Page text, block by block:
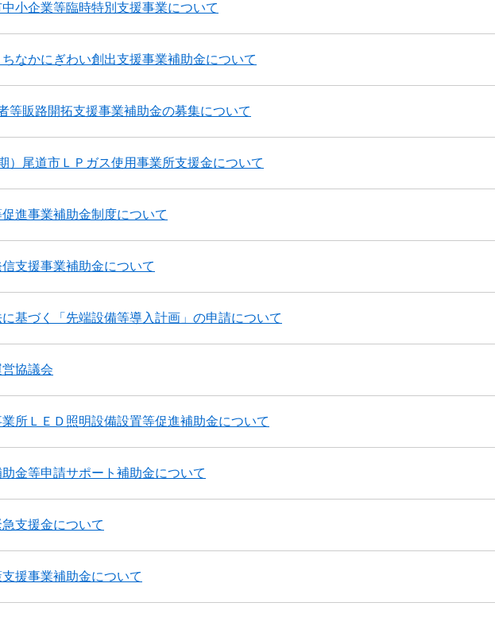
小企業等臨時特別支援事業について
ちなかにぎわい創出支援事業補助金について
等販路開拓支援事業補助金の募集について
）尾道市ＬＰガス使用事業所支援金について
進事業補助金制度について
支援事業補助金について
基づく「先端設備等導入計画」の申請について
協議会
業所ＬＥＤ照明設備設置等促進補助金について
金等申請サポート補助金について
支援金について
援事業補助金について